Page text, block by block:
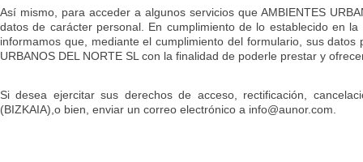
Así mismo, para acceder a algunos servicios que AMBIENTES
datos de carácter personal. En cumplimiento de lo establecido en
informamos que, mediante el cumplimiento del formulario, sus
URBANOS DEL NORTE SL con la finalidad de poderle prestar y
Si desea ejercitar sus derechos de acceso, rectificación,
(BIZKAIA),o bien, enviar un correo electrónico a info@aunor.com.